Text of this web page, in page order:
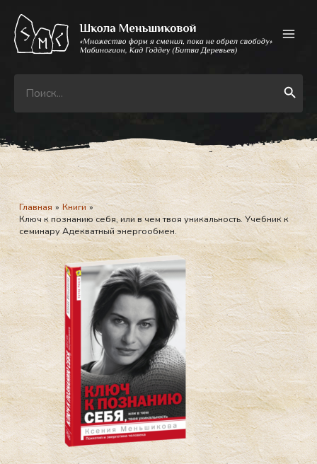
содержимому
Search
for:
Search Button
Главная
Книги
Ключ к познанию себя, или в чем твоя уникальность. Учебник к
семинару Адекватный энергообмен.